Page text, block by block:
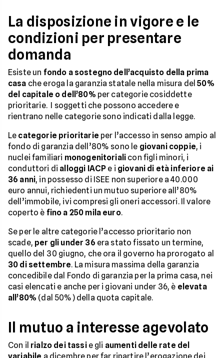
La disposizione in vigore e le
condizioni per presentare
domanda
Esiste un fondo a sostegno dell’acquisto della prima
casa che eroga la garanzia statale nella misura del50%
del capitale o dell’80% per categorie cosiddette
prioritarie. I soggetti che possono accedere e
rientrano nelle categorie sono indicati dalla legge.
Le categorie prioritarie per l’accesso in senso ampio al
fondo di garanzia dell’80% sono le giovani coppie, i
nuclei familiari monogenitoriali con figli minori, i
conduttori di alloggi IACP e i giovani di età inferiore ai
36 anni, in possesso di ISEE non superiore a 40.000
euro annui, richiedenti un mutuo superiore all’80%
dell’immobile, ivi compresi gli oneri accessori. Il valore
coperto è fino a 250 mila euro.
Se per le altre categorie l’accesso prioritario non
scade, per gli under 36 era stato fissato un termine,
quello del 30 giugno, che ora il governo ha prorogato al
30 di settembre. La misura massima della garanzia
concedibile dal Fondo di garanzia per la prima casa, nei
casi elencati e anche per i giovani under 36, è elevata
all’80% (dal 50%) della quota capitale.
Il mutuo a interesse agevolato
Con il rialzo dei tassie gli aumenti delle rate del